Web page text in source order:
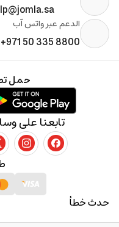
الدعم عبر واتس آب
+971 50 335 8800
حدث خطأ
تابعنا على
حمل